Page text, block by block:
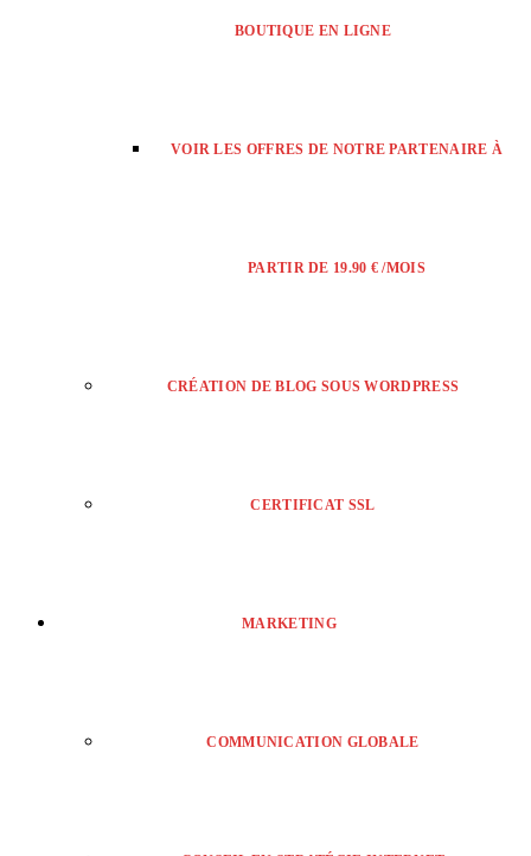
BOUTIQUE EN LIGNE
VOIR LES OFFRES DE NOTRE PARTENAIRE À
PARTIR DE 19.90 € /MOIS
CRÉATION DE BLOG SOUS WORDPRESS
CERTIFICAT SSL
MARKETING
COMMUNICATION GLOBALE